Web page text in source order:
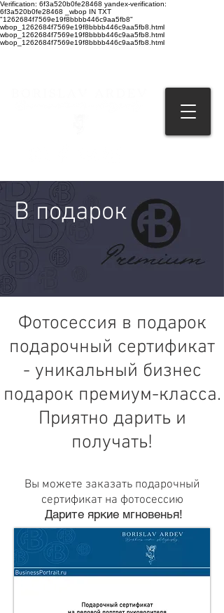
Verification: 6f3a520b0fe28468 yandex-verification:
6f3a520b0fe28468 _wbop IN TXT
"1262684f7569e19f8bbbb446c9aa5fb8"
wbop_1262684f7569e19f8bbbb446c9aa5fb8.html
wbop_1262684f7569e19f8bbbb446c9aa5fb8.html
wbop_1262684f7569e19f8bbbb446c9aa5fb8.html
В подарок
Фотосессия в подарок
подарочный сертификат
- уникальный бизнес
подарок премиум-класса.
Приятно дарить и
получать!
Вы можете заказать подарочный
сертификат на фотосессию
Дарите яркие мгновенья!